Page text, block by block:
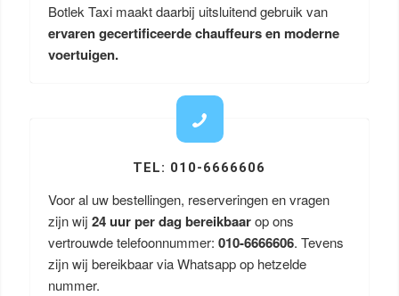
Botlek Taxi maakt daarbij uitsluitend gebruik van
ervaren gecertificeerde chauffeurs en moderne
voertuigen.
TEL: 010-6666606
Voor al uw bestellingen, reserveringen en vragen
zijn wij 24 uur per dag bereikbaarop ons
vertrouwde telefoonnummer: 010-6666606. Tevens
zijn wij bereikbaar via Whatsapp op hetzelde
nummer.